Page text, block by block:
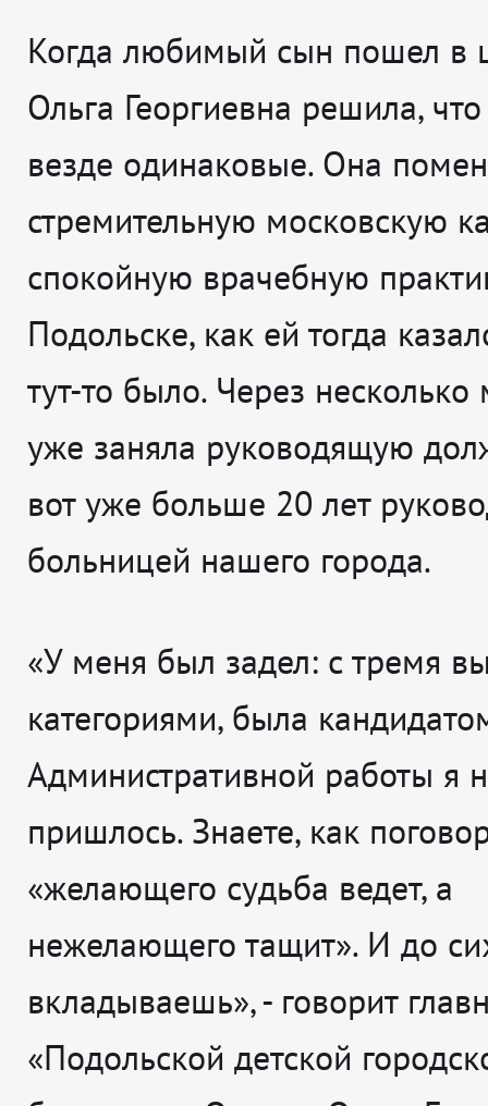
Когда любимый сын пошел в
Ольга Георгиевна решила,
везде одинаковые. Она
стремительную московскую
спокойную врачебную
Подольске, как ей тогда
тут-то было. Через
уже заняла руководящую
вот уже больше 20 лет
больницей нашего города.
«У меня был задел: с тремя
категориями, была
Административной работы я
пришлось. Знаете, как
«желающего судьба ведет, а
нежелающего тащит». И до
вкладываешь», - говорит
«Подольской детской